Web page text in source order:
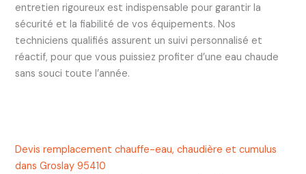
entretien rigoureux est indispensable pour garantir la
sécurité et la fiabilité de vos équipements. Nos
techniciens qualifiés assurent un suivi personnalisé et
réactif, pour que vous puissiez profiter d’une eau chaude
sans souci toute l’année.
Devis remplacement chauffe-eau, chaudière et cumulus
dans Groslay 95410